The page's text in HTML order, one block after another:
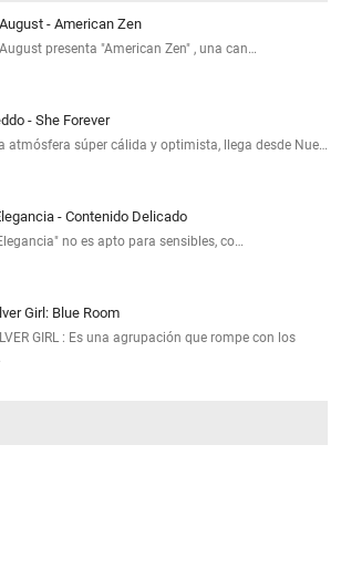
- American Zen
presenta "American Zen" , una can…
- She Forever
atmósfera súper cálida y optimista, llega desde Nue…
- Contenido Delicado
no es apto para sensibles, co…
Girl: Blue Room
GIRL : Es una agrupación que rompe con los